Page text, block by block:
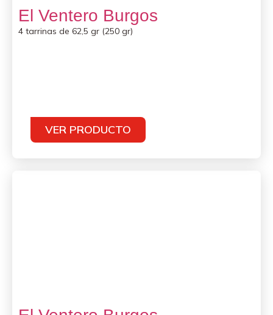
El Ventero Burgos
4 tarrinas de 62,5 gr (250 gr)
VER PRODUCTO